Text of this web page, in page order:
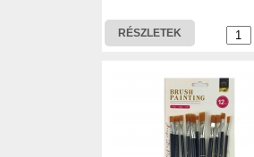
RÉSZLETEK